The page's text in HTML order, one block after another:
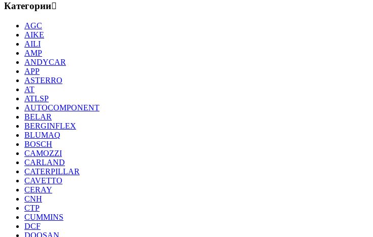
Категории
AGC
AIKE
AILI
AMP
ANDYCAR
APP
ASTERRO
AT
ATLSP
AUTOCOMPONENT
BELAR
BERGINFLEX
BLUMAQ
BOSCH
CAMOZZI
CARLAND
CATERPILLAR
CAVETTO
CERAY
CNH
CTP
CUMMINS
DCF